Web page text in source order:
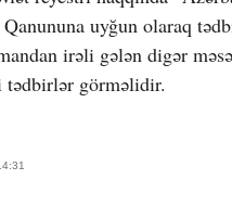
Qanununa uyğun olaraq
irəli gələn digər
görməlidir.